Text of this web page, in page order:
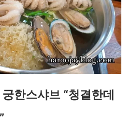
한스샤브 “청결한데